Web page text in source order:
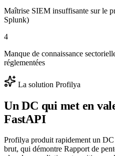
Maîtrise SIEM insuffisante sur le
Splunk)
4
Manque de connaissance
réglementées
La solution Profilya
Un DC qui met en
FastAPI
Profilya produit rapidement un
brut, qui démontre Rapport de